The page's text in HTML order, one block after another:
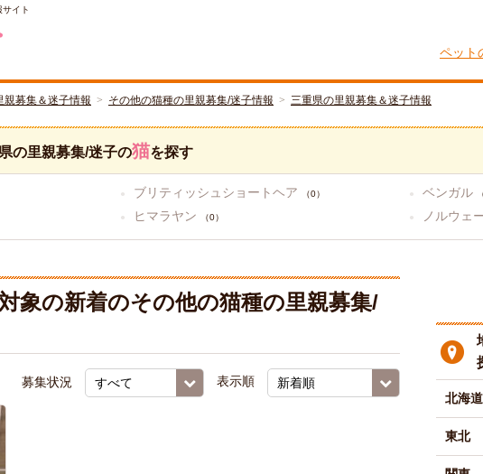
イト
ペット
親募集＆迷子情報 その他の猫種の里親募集/迷子情報 三重県の里親募集＆迷子情報
の里親募集/迷子の猫を探す
ブリティッシュショートヘア （0） ベンガル
ヒマラヤン （0） ノルウェ
象の新着のその他の猫種の里親募集/
募集状況 表示順
北海道
東北